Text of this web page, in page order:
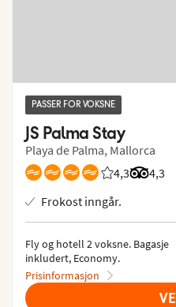
PASSER FOR VOKSNE
JS Palma Stay
Playa de Palma, Mallorca
4,3
Vurdering
4,3
Frokost inngår.
Fly og hotell 2 voksne. Bagasje
inkludert, Economy.
Prisinformasjon